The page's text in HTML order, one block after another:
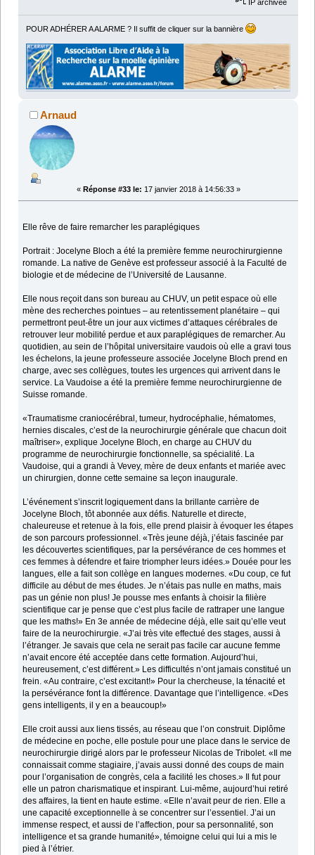
IP archivée
POUR ADHÉRER A ALARME ? Il suffit de cliquer sur la bannière
Arnaud
« Réponse #33 le: 17 janvier 2018 à 14:56:33 »
Elle rêve de faire remarcher les paraplégiques
Portrait : Jocelyne Bloch a été la première femme neurochirurgienne
romande. La native de Genève est professeur associé à la Faculté de
biologie et de médecine de l’Université de Lausanne.
Elle nous reçoit dans son bureau au CHUV, un petit espace où elle
mène des recherches pointues – au retentissement planétaire – qui
permettront peut-être un jour aux victimes d’attaques cérébrales de
retrouver leur mobilité perdue et aux paraplégiques de remarcher. Au
quotidien, au sein de l’hôpital universitaire vaudois où elle a gravi tous
les échelons, la jeune professeure associée Jocelyne Bloch prend en
charge, avec ses collègues, toutes les urgences qui arrivent dans le
service. La Vaudoise a été la première femme neurochirurgienne de
Suisse romande.
«Traumatisme craniocérébral, tumeur, hydrocéphalie, hématomes,
hernies discales, c’est de la neurochirurgie générale que chacun doit
maîtriser», explique Jocelyne Bloch, en charge au CHUV du
programme de neurochirurgie fonctionnelle, sa spécialité. La
Vaudoise, qui a grandi à Vevey, mère de deux enfants et mariée avec
un chirurgien, donne cette semaine sa leçon inaugurale.
L’événement s’inscrit logiquement dans la brillante carrière de
Jocelyne Bloch, tôt abonnée aux défis. Naturelle et directe,
chaleureuse et retenue à la fois, elle prend plaisir à évoquer les étapes
de son parcours professionnel. «Très jeune déjà, j’étais fascinée par
les découvertes scientifiques, par la persévérance de ces hommes et
ces femmes à défendre et faire triompher leurs idées.» Douée pour les
langues, elle a fait son collège en langues modernes. «Du coup, ce fut
difficile au début de mes études. Je n’étais pas nulle en maths, mais
pas un génie non plus! Je pousse mes enfants à choisir la filière
scientifique car je pense que c’est plus facile de rattraper une langue
que les maths!» En 3e année de médecine déjà, elle sait qu’elle veut
faire de la neurochirurgie. «J’ai très vite effectué des stages, aussi à
l’étranger. Je savais que cela ne serait pas facile car aucune femme
n’avait encore été acceptée dans cette formation. Aujourd’hui,
heureusement, c’est différent.» Les difficultés n’ont jamais constitué un
frein. «Au contraire, c’est excitant!» Pour la chercheuse, la ténacité et
la persévérance font la différence. Davantage que l’intelligence. «Des
gens intelligents, il y en a beaucoup!»
Elle croit aussi aux liens tissés, au réseau que l’on construit. Diplôme
de médecine en poche, elle postule pour une place dans le service de
neurochirurgie dirigé alors par le professeur Nicolas de Tribolet. «Il me
connaissait comme stagiaire, j’avais aussi donné des coups de main
pour l’organisation de congrès, cela a facilité les choses.» Il fut pour
elle un patron charismatique et inspirant. Lui-même, aujourd’hui retiré
des affaires, la tient en haute estime. «Elle n’avait peur de rien. Elle a
une capacité exceptionnelle à se concentrer sur l’essentiel. J’ai un
immense respect, et aussi de l’affection, pour sa personnalité, son
intelligence et sa grande humanité», témoigne celui qui lui a mis le
pied à l’étrier.